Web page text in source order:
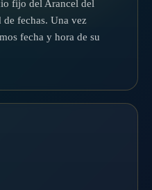
fijo del Arancel del
fechas. Una vez
fecha y hora de su